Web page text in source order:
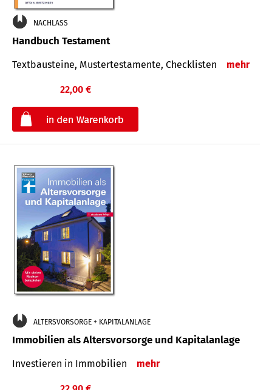
NACHLASS
Handbuch Testament
Textbausteine, Mustertestamente, Checklisten mehr
22,00 €
ALTERSVORSORGE + KAPITALANLAGE
Immobilien als Altersvorsorge und Kapitalanlage
Investieren in Immobilien mehr